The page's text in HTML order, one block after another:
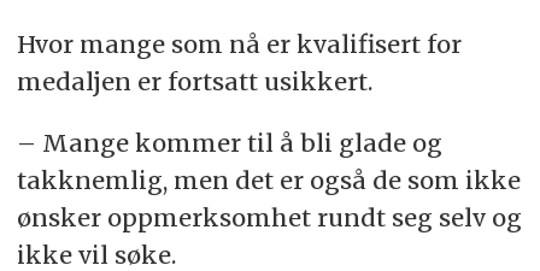
Hvor mange som nå er kvalifisert for
medaljen er fortsatt usikkert.
– Mange kommer til å bli glade og
takknemlig, men det er også de som ikke
ønsker oppmerksomhet rundt seg selv og
ikke vil søke.